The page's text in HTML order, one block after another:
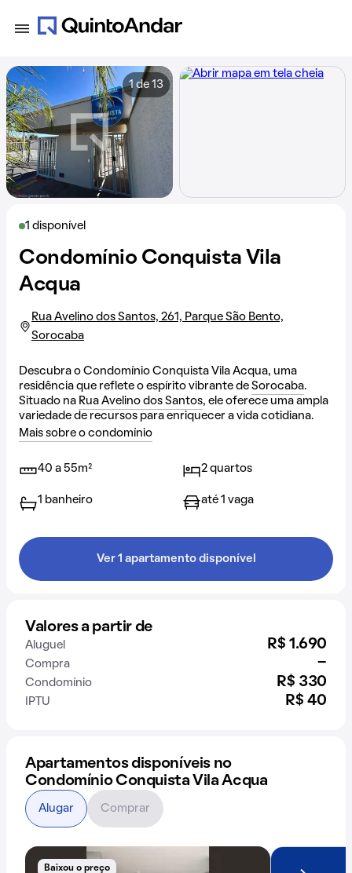
1 disponível
Condomínio Conquista Vila
Acqua
Rua Avelino dos Santos, 261, Parque São Bento,
Sorocaba
Descubra o Condomínio Conquista Vila Acqua, uma
residência que reflete o espírito vibrante de Sorocaba.
Situado na Rua Avelino dos Santos, ele oferece uma ampla
variedade de recursos para enriquecer a vida cotidiana.
Mais sobre o condomínio
40 a 55m² 2 quartos
1 banheiro até 1 vaga
Ver 1 apartamento disponível
Valores a partir de
Aluguel R$ 1.690
Compra -
Condomínio R$ 330
IPTU R$ 40
1 de 13
Apartamentos disponíveis no
Condomínio Conquista Vila Acqua
Baixou o preço
Alugar Comprar